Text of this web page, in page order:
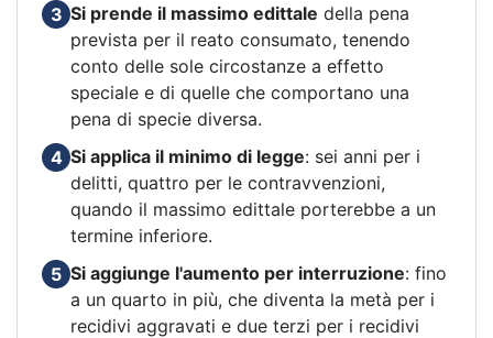
3 Si prende il massimo edittale della pena
prevista per il reato consumato, tenendo
conto delle sole circostanze a effetto
speciale e di quelle che comportano una
pena di specie diversa.
4 Si applica il minimo di legge: sei anni per i
delitti, quattro per le contravvenzioni,
quando il massimo edittale porterebbe a un
termine inferiore.
5 Si aggiunge l'aumento per interruzione: fino
a un quarto in più, che diventa la metà per i
recidivi aggravati e due terzi per i recidivi